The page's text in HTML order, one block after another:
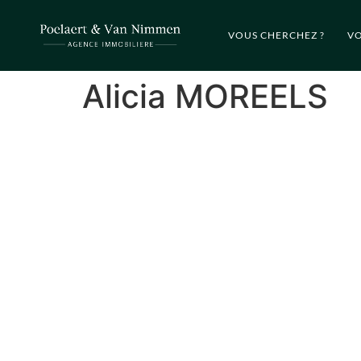
VOUS CHERCHEZ ?
Alicia MOREELS